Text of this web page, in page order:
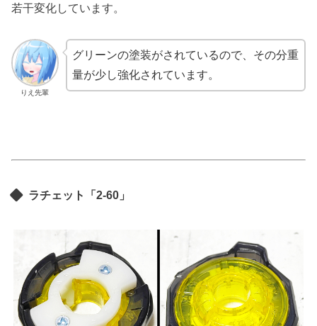
若干変化しています。
りえ先輩
グリーンの塗装がされているので、その分重
量が少し強化されています。
ラチェット「2-60」